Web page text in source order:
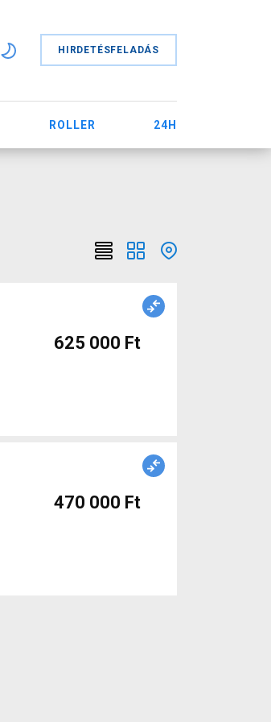
HIRDETÉSFELADÁS
ROLLER 24H
625 000 Ft
470 000 Ft